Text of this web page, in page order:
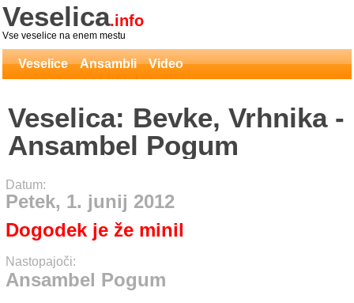
Veselica.info
Vse veselice na enem mestu
Veselice Ansambli Video
Veselica: Bevke, Vrhnika -
Ansambel Pogum
Datum:
Petek, 1. junij 2012
Dogodek je že minil
Nastopajoči:
Ansambel Pogum